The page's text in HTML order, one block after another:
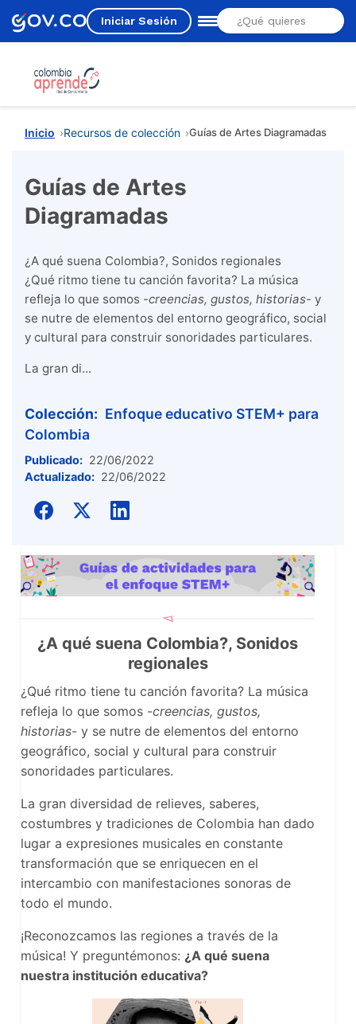
Iniciar Sesión
Estás aquí
Inicio Recursos de colección Guías de Artes Diagramadas
Guías de Artes
Diagramadas
¿A qué suena Colombia?, Sonidos regionales
¿Qué ritmo tiene tu canción favorita? La música
refleja lo que somos -creencias, gustos, historias- y
se nutre de elementos del entorno geográfico, social
y cultural para construir sonoridades particulares.
La gran di...
Colección: Enfoque educativo STEM+ para
Colombia
Publicado: 22/06/2022
Actualizado: 22/06/2022
¿A qué suena Colombia?, Sonidos
regionales
¿Qué ritmo tiene tu canción favorita? La música
refleja lo que somos -creencias, gustos,
historias- y se nutre de elementos del entorno
geográfico, social y cultural para construir
sonoridades particulares.
La gran diversidad de relieves, saberes,
costumbres y tradiciones de Colombia han dado
lugar a expresiones musicales en constante
transformación que se enriquecen en el
intercambio con manifestaciones sonoras de
todo el mundo.
¡Reconozcamos las regiones a través de la
música! Y preguntémonos: ¿A qué suena
nuestra institución educativa?